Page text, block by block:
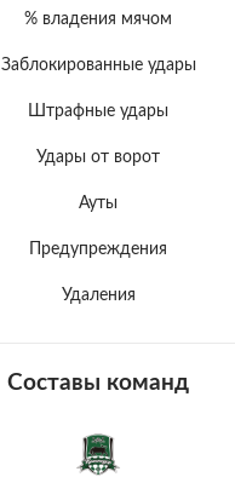
% владения мячом
Заблокированные удары
Штрафные удары
Удары от ворот
Ауты
Предупреждения
Удаления
Составы команд